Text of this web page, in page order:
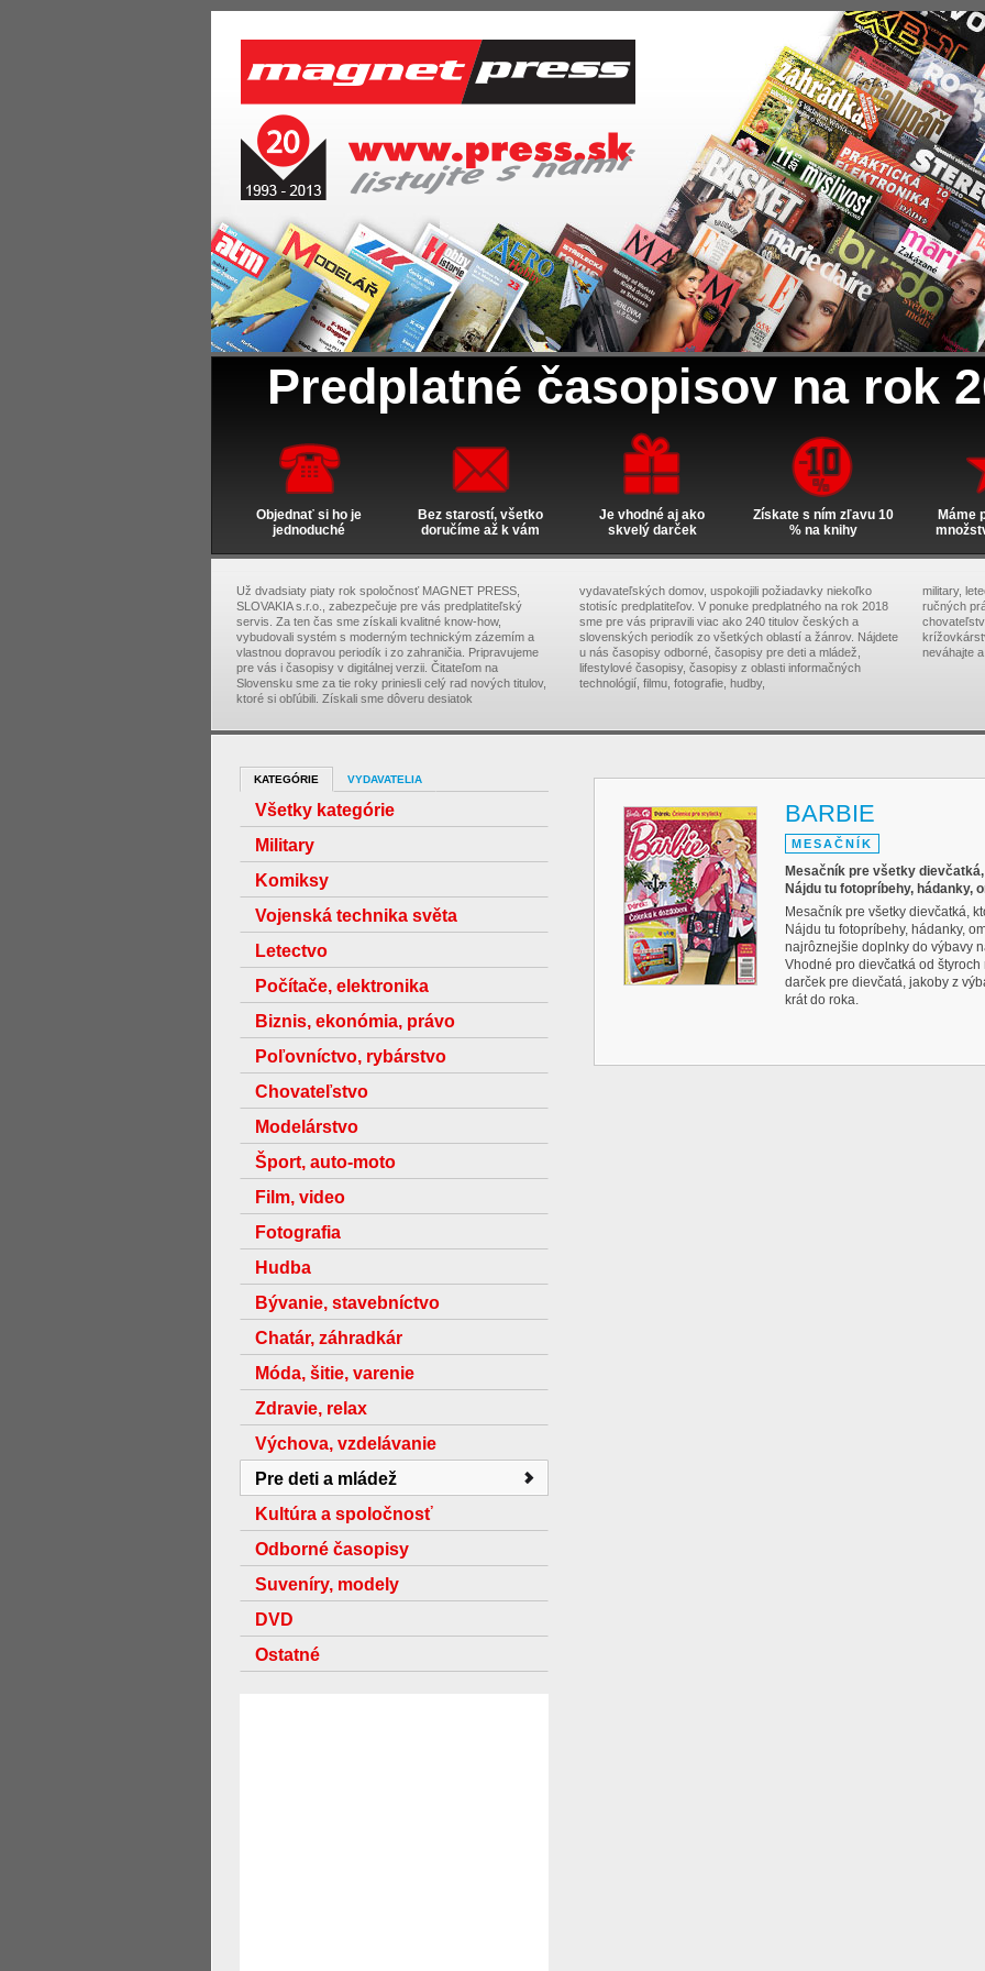
Predplatné časopisov na rok
Objednať si ho je
jednoduché
Bez starostí, všetko
doručíme až k vám
Je vhodné aj ako
skvelý darček
Získate s ním zľavu 10
% na knihy
Máme
Už dvadsiaty piaty rok spoločnosť MAGNET PRESS,
SLOVAKIA s.r.o., zabezpečuje pre vás predplatiteľský
servis. Za ten čas sme získali kvalitné know-how,
vybudovali systém s moderným technickým zázemím a
vlastnou dopravou periodík i zo zahraničia. Pripravujeme
pre vás i časopisy v digitálnej verzii. Čitateľom na
Slovensku sme za tie roky priniesli celý rad nových titulov,
ktoré si obľúbili. Získali sme dôveru desiatok
vydavateľských domov, uspokojili požiadavky niekoľko
stotisíc predplatiteľov. V ponuke predplatného na rok 2018
sme pre vás pripravili viac ako 240 titulov českých a
slovenských periodík zo všetkých oblastí a žánrov. Nájdete
u nás časopisy odborné, časopisy pre deti a mládež,
lifestylové časopisy, časopisy z oblasti informačných
technológií, filmu, fotografie, hudby,
military,
ručných
neváhajte a
KATEGÓRIE VYDAVATELIA
Všetky kategórie
Military
Komiksy
Vojenská technika světa
Letectvo
Počítače, elektronika
Biznis, ekonómia, právo
Poľovníctvo, rybárstvo
Chovateľstvo
Modelárstvo
Šport, auto-moto
Film, video
Fotografia
Hudba
Bývanie, stavebníctvo
Chatár, záhradkár
Móda, šitie, varenie
Zdravie, relax
Výchova, vzdelávanie
Pre deti a mládež
Kultúra a spoločnosť
Odborné časopisy
Suveníry, modely
DVD
Ostatné
BARBIE
MESAČNÍK
Mesačník pre všetky
Nájdu tu fotopríbehy, hádanky,
Mesačník pre všetky dievčatká,
Nájdu tu fotopríbehy, hádanky,
najrôznejšie doplnky do výbavy
Vhodné pro dievčatká od
darček pre dievčatá, jakoby z
krát do roka.